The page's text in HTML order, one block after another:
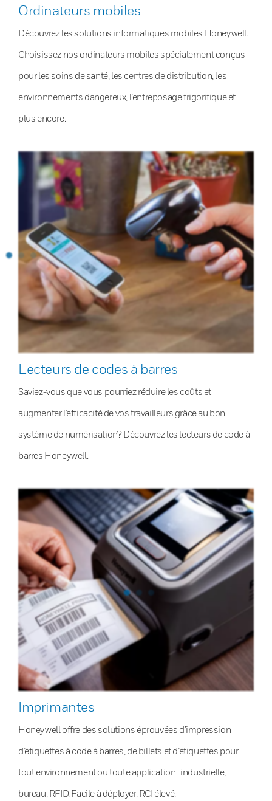
Ordinateurs mobiles
Découvrez les solutions informatiques mobiles Honeywell.
Choisissez nos ordinateurs mobiles spécialement conçus
pour les soins de santé, les centres de distribution, les
environnements dangereux, l’entreposage frigorifique et
plus encore.
Lecteurs de codes à barres
Saviez-vous que vous pourriez réduire les coûts et
augmenter l’efficacité de vos travailleurs grâce au bon
système de numérisation? Découvrez les lecteurs de code à
barres Honeywell.
Imprimantes
Honeywell offre des solutions éprouvées d’impression
d’étiquettes à code à barres, de billets et d’étiquettes pour
tout environnement ou toute application : industrielle,
bureau, RFID. Facile à déployer. RCI élevé.